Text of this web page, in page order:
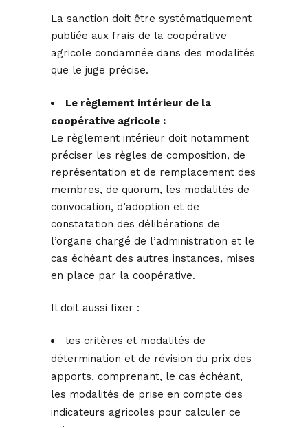
La sanction doit être systématiquement
publiée aux frais de la coopérative
agricole condamnée dans des modalités
que le juge précise.
Le règlement intérieur de la
coopérative agricole :
Le règlement intérieur doit notamment
préciser les règles de composition, de
représentation et de remplacement des
membres, de quorum, les modalités de
convocation, d’adoption et de
constatation des délibérations de
l’organe chargé de l’administration et le
cas échéant des autres instances, mises
en place par la coopérative.
Il doit aussi fixer :
les critères et modalités de
détermination et de révision du prix des
apports, comprenant, le cas échéant,
les modalités de prise en compte des
indicateurs agricoles pour calculer ce